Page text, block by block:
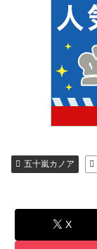
五十嵐カノア
X